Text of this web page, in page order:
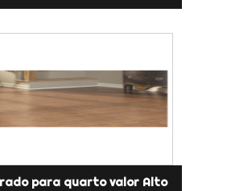
para quarto valor Alto